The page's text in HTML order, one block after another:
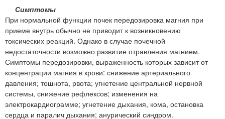
Симптомы
При нормальной функции почек передозировка магния при
приеме внутрь обычно не приводит к возникновению
токсических реакций. Однако в случае почечной
недостаточности возможно развитие отравления магнием.
Симптомы передозировки, выраженность которых зависит от
концентрации магния в крови: снижение артериального
давления; тошнота, рвота; угнетение центральной нервной
системы, снижение рефлексов; изменения на
электрокардиограмме; угнетение дыхания, кома, остановка
сердца и паралич дыхания; анурический синдром.